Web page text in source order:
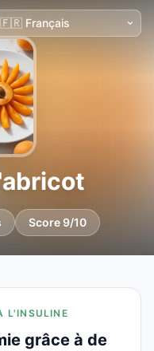
Score 9/10
L'INSULINE
grâce à de